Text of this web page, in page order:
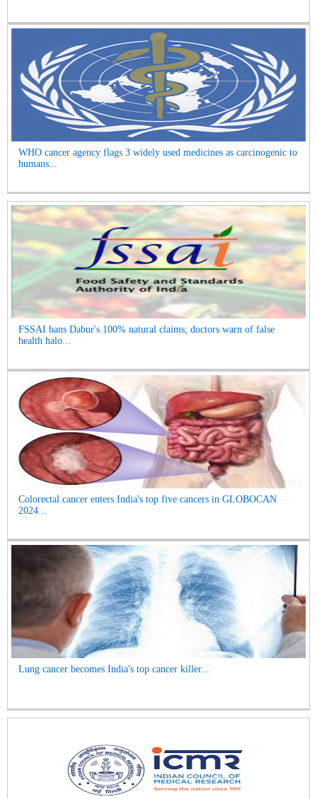
WHO cancer agency flags 3 widely used medicines as carcinogenic to
humans...
FSSAI bans Dabur's 100% natural claims; doctors warn of false
health halo...
Colorectal cancer enters India's top five cancers in GLOBOCAN
2024...
Lung cancer becomes India's top cancer killer...